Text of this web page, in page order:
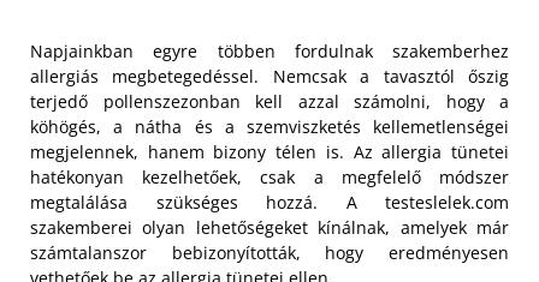
Napjainkban egyre többen fordulnak szakemberhez
allergiás megbetegedéssel. Nemcsak a tavasztól őszig
terjedő pollenszezonban kell azzal számolni, hogy a
köhögés, a nátha és a szemviszketés kellemetlenségei
megjelennek, hanem bizony télen is. Az allergia tünetei
hatékonyan kezelhetőek, csak a megfelelő módszer
megtalálása szükséges hozzá. A testeslelek.com
szakemberei olyan lehetőségeket kínálnak, amelyek már
számtalanszor bebizonyították, hogy eredményesen
vethetőek be az allergia tünetei ellen.